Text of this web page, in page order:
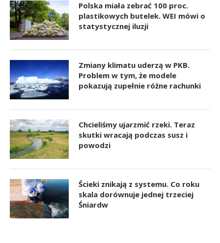
Polska miała zebrać 100 proc.
plastikowych butelek. WEI mówi o
statystycznej iluzji
Zmiany klimatu uderzą w PKB.
Problem w tym, że modele
pokazują zupełnie różne rachunki
Chcieliśmy ujarzmić rzeki. Teraz
skutki wracają podczas susz i
powodzi
Ścieki znikają z systemu. Co roku
skala dorównuje jednej trzeciej
Śniardw